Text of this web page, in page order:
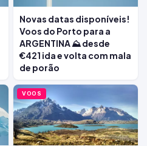
Novas datas disponíveis!
Voos do Porto para a
ARGENTINA ⛰️ desde
€421 ida e volta com mala
de porão
VOOS